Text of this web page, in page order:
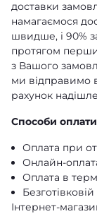
доставки
намагаємося
швидше, і 90%
протягом
з Вашого
ми відправимо
рахунок
Способи
Оплата при
Онлайн-
Оплата в
Інтернет-